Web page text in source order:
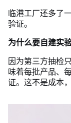
临港工厂还多了
验证。
为什么要自建实验
因为第三方抽检
味着每批产品、
证。这不是成本，